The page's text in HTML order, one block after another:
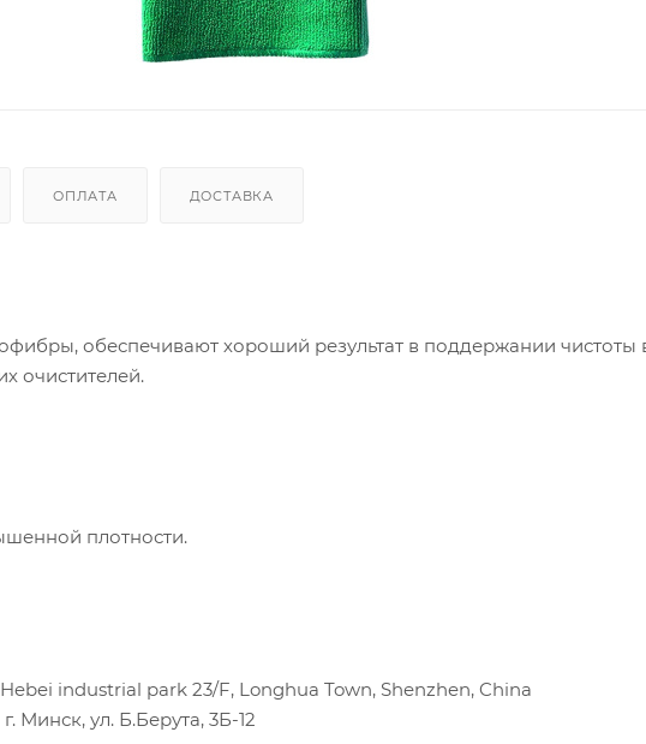
ОПЛАТА ДОСТАВКА
обеспечивают хороший результат в поддержании чистоты
очистителей.
плотности.
industrial park 23/F, Longhua Town, Shenzhen, China
Минск, ул. Б.Берута, 3Б-12